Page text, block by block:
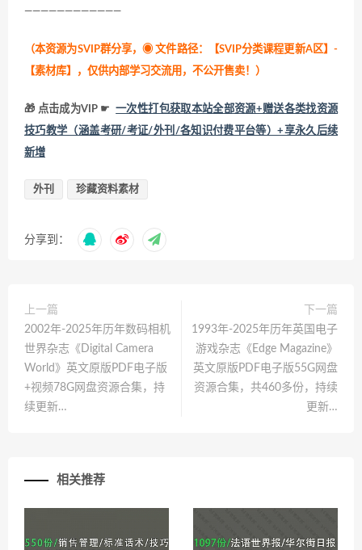
————————————
（本资源为SVIP群分享，◉ 文件路径：【SVIP分类课程更新A区】-
【素材库】，仅供内部学习交流用，不公开售卖！ ）
🎁 点击成为VIP ☛ 一次性打包获取本站全部资源+赠送各类找资源
技巧教学（涵盖考研/考证/外刊/各知识付费平台等）+享永久后续
新增
外刊 珍藏资料素材
分享到：
上一篇
2002年-2025年历年数码相机
世界杂志《Digital Camera
World》英文原版PDF电子版
+视频78G网盘资源合集，持
续更新…
下一篇
1993年-2025年历年英国电子
游戏杂志《Edge Magazine》
英文原版PDF电子版55G网盘
资源合集，共460多份，持续
更新…
相关推荐